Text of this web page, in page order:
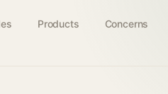
Products Concerns